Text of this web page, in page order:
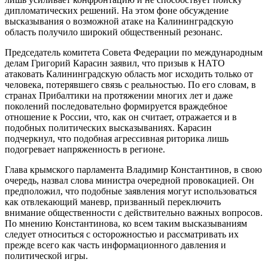
дипломатических решений. На этом фоне обсуждение
высказывания о возможной атаке на Калининградскую
область получило широкий общественный резонанс.
Председатель комитета Совета Федерации по международным
делам Григорий Карасин заявил, что призыв к НАТО
атаковать Калининградскую область мог исходить только от
человека, потерявшего связь с реальностью. По его словам, в
странах Прибалтики на протяжении многих лет и даже
поколений последовательно формируется враждебное
отношение к России, что, как он считает, отражается и в
подобных политических высказываниях. Карасин
подчеркнул, что подобная агрессивная риторика лишь
подогревает напряженность в регионе.
Глава крымского парламента Владимир Константинов, в свою
очередь, назвал слова министра очередной провокацией. Он
предположил, что подобные заявления могут использоваться
как отвлекающий маневр, призванный переключить
внимание общественности с действительно важных вопросов.
По мнению Константинова, ко всем таким высказываниям
следует относиться с осторожностью и рассматривать их
прежде всего как часть информационного давления и
политической игры.